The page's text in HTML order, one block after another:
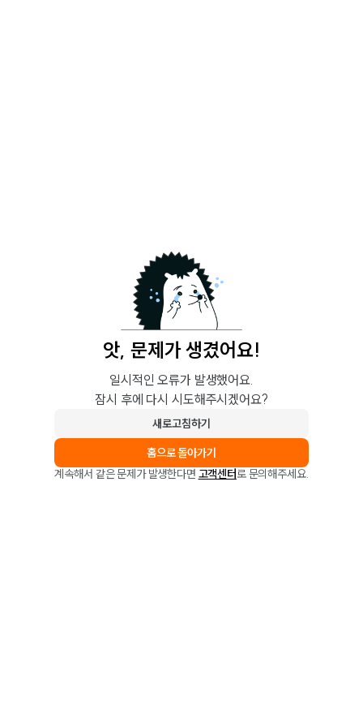
앗, 문제가 생겼어요!
일시적인 오류가 발생했어요.
잠시 후에 다시 시도해주시겠어요?
새로고침하기
홈으로 돌아가기
계속해서 같은 문제가 발생한다면 고객센터로 문의해주세요.